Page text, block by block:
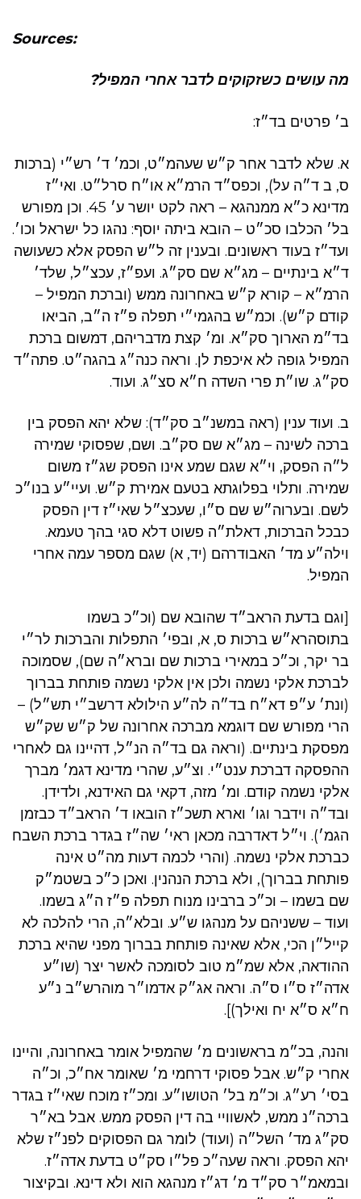
Sources:
מה עושים כשזקוקים לדבר אחרי המפיל?
ב׳ פרטים בד״ז:
א. שלא לדבר אחר ק״ש שעהמ״ט, וכמ׳ ד׳ רש״י (ברכות
ס, ב ד״ה על), וכפס״ד הרמ״א או״ח סרל״ט. ואי״ז
מדינא כ״א ממנהגא – ראה לקט יושר ע׳ 45. וכן מפורש
בל׳ הכלבו סכ״ט – הובא ביתה יוסף: נהגו כל ישראל וכו׳.
ועד״ז בעוד ראשונים. ובענין זה ל״ש הפסק אלא כשעושה
ד״א בינתיים – מג״א שם סק״ג. ועפ״ז, עכצ״ל, שלד׳
הרמ״א – קורא ק״ש באחרונה ממש (וברכת המפיל –
קודם ק״ש). וכמ״ש בהגמי״י תפלה פ״ז ה״ב, הביאו
בד״מ הארוך סק״א. ומ׳ קצת מדבריהם, דמשום ברכת
המפיל גופה לא איכפת לן. וראה כנה״ג בהגה״ט. פתה״ד
סק״ג. שו״ת פרי השדה ח״א סצ״ג. ועוד.
ב. ועוד ענין (ראה במשנ״ב סק״ד): שלא יהא הפסק בין
ברכה לשינה – מג״א שם סק״ב. ושם, שפסוקי שמירה
ל״ה הפסק, וי״א שגם שמע אינו הפסק שג״ז משום
שמירה. ותלוי בפלוגתא בטעם אמירת ק״ש. ועיי״ע בנו״כ
לשם. ובערוה״ש שם ס״ו, שעכצ״ל שאי״ז דין הפסק
כבכל הברכות, דאלת״ה פשוט דלא סגי בהך טעמא.
וילה״ע מד׳ האבודרהם (יד, א) שגם מספר עמה אחרי
המפיל.
[וגם בדעת הראב״ד שהובא שם (וכ״כ בשמו
בתוסהרא״ש ברכות ס, א, ובפי׳ התפלות והברכות לר״י
בר יקר, וכ״כ במאירי ברכות שם וברא״ה שם), שסמוכה
לברכת אלקי נשמה ולכן אין אלקי נשמה פותחת בברוך
(ונת׳ ע״פ דא״ח בד״ה לה״ע הילולא דרשב״י תש״ל) –
הרי מפורש שם דוגמא מברכה אחרונה של ק״ש שק״ש
מפסקת בינתיים. (וראה גם בד״ה הנ״ל, דהיינו גם לאחרי
ההפסקה דברכת ענט״י. וצ״ע, שהרי מדינא דגמ׳ מברך
אלקי נשמה קודם. ומ׳ מזה, דקאי גם האידנא, ולדידן.
ובד״ה וידבר וגו׳ וארא תשכ״ז הובאו ד׳ הראב״ד כבזמן
הגמ׳). וי״ל דאדרבה מכאן ראי׳ שה״ז בגדר ברכת השבח
כברכת אלקי נשמה. (והרי לכמה דעות מה״ט אינה
פותחת בברוך), ולא ברכת הנהנין. ואכן כ״כ בשטמ״ק
שם בשמו – וכ״כ ברבינו מנוח תפלה פ״ז ה״ג בשמו.
ועוד – ששניהם על מנהגו ש״ע. ובלא״ה, הרי להלכה לא
קייל״ן הכי, אלא שאינה פותחת בברוך מפני שהיא ברכת
ההודאה, אלא שמ״מ טוב לסומכה לאשר יצר (שו״ע
אדה״ז ס״ו ס״ה. וראה אג״ק אדמו״ר מוהרש״ב נ״ע
ח״א ס״א יח ואילך)].
והנה, בכ״מ בראשונים מ׳ שהמפיל אומר באחרונה, והיינו
אחרי ק״ש. אבל פסוקי דרחמי מ׳ שאומר אח״כ, וכ״ה
בסי׳ רע״ג. וכ״מ בל׳ הטושו״ע. ומכ״ז מוכח שאי״ז בגדר
ברכה״נ ממש, לאשוויי בה דין הפסק ממש. אבל בא״ר
סק״ג מד׳ השל״ה (ועוד) לומר גם הפסוקים לפנ״ז שלא
יהא הפסק. וראה שעה״כ פל״ו סק״ט בדעת אדה״ז.
ובמאמ״ר סק״ד מ׳ דג״ז מנהגא הוא ולא דינא. ובקיצור